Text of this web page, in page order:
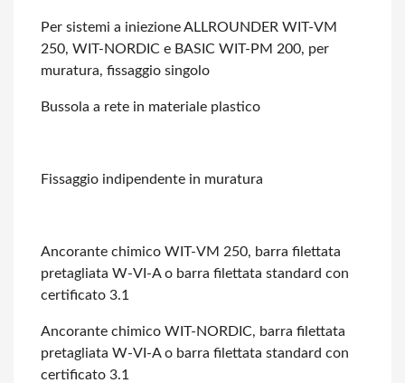
Per sistemi a iniezione ALLROUNDER WIT-VM
250, WIT-NORDIC e BASIC WIT-PM 200, per
muratura, fissaggio singolo
Bussola a rete in materiale plastico
Fissaggio indipendente in muratura
Ancorante chimico WIT-VM 250, barra filettata
pretagliata W-VI-A o barra filettata standard con
certificato 3.1
Ancorante chimico WIT-NORDIC, barra filettata
pretagliata W-VI-A o barra filettata standard con
certificato 3.1